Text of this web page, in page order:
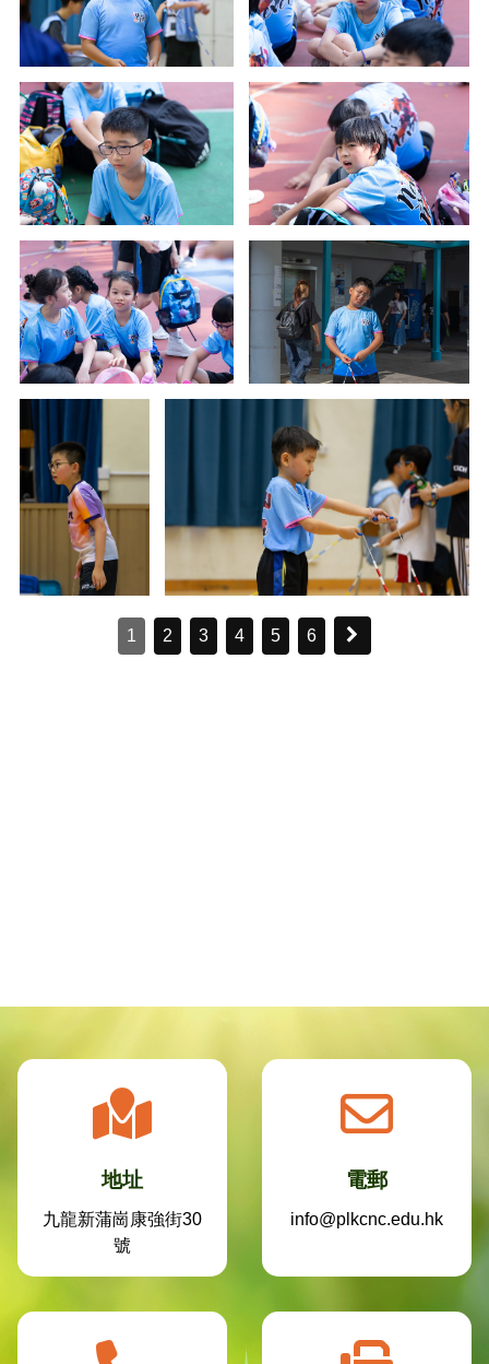
1 2 3 4 5 6
地址
九龍新蒲崗康強街30
號
電郵
info@plkcnc.edu.hk